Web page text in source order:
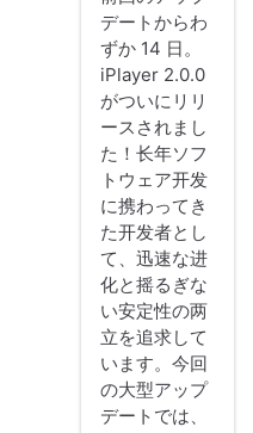
デートからわ
ずか 14 日。
iPlayer 2.0.0
がついにリリ
ースされまし
た！长年ソフ
トウェア开发
に携わってき
た开发者とし
て、迅速な进
化と摇るぎな
い安定性の两
立を追求して
います。今回
の大型アップ
デートでは、